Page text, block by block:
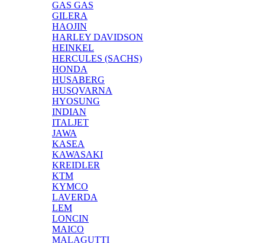
GAS GAS
GILERA
HAOJIN
HARLEY DAVIDSON
HEINKEL
HERCULES (SACHS)
HONDA
HUSABERG
HUSQVARNA
HYOSUNG
INDIAN
ITALJET
JAWA
KASEA
KAWASAKI
KREIDLER
KTM
KYMCO
LAVERDA
LEM
LONCIN
MAICO
MALAGUTTI